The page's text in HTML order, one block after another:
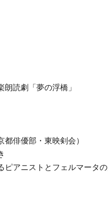
読劇「夢の浮橋」
俳優部・東映剣会）
ピアニストとフェルマータの